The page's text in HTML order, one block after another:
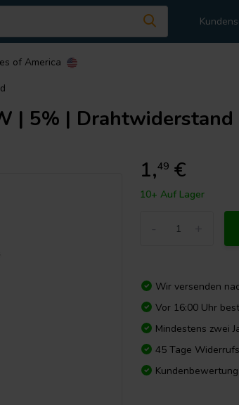
of America
| 5% | Drahtwiderstand
1,49 €
10+ Auf Lager
Wir versenden
Vor 16:00 Uhr
Mindestens zwei
45 Tage
Kundenbewertung: